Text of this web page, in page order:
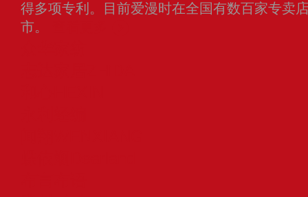
得多项专利。目前爱漫时在全国有数百家专卖
市。